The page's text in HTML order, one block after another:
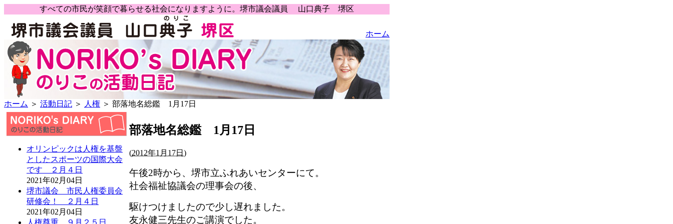
すべての市民が笑顔で暮らせる社会になりますように。堺市議会議員 山口典子 堺区
ホーム
ホーム ＞ 活動日記 ＞ 人権 ＞ 部落地名総鑑 1月17日
オリンピックは人権を基盤
としたスポーツの国際大会
です ２月４日
2021年02月04日
堺市議会 市民人権委員会
研修会！ ２月４日
2021年02月04日
人権尊重 ９月２５日
部落地名総鑑 1月17日
(2012年1月17日)
午後2時から、堺市立ふれあいセンターにて。
社会福祉協議会の理事会の後、
駆けつけましたので少し遅れました。
友永健三先生のご講演でした。